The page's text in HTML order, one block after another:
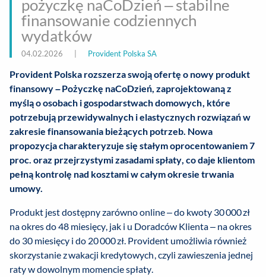
pożyczkę naCoDzień – stabilne
finansowanie codziennych
wydatków
04.02.2026 Provident Polska SA
Provident Polska rozszerza swoją ofertę o nowy produkt
finansowy – Pożyczkę naCoDzień, zaprojektowaną z
myślą o osobach i gospodarstwach domowych, które
potrzebują przewidywalnych i elastycznych rozwiązań w
zakresie finansowania bieżących potrzeb. Nowa
propozycja charakteryzuje się stałym oprocentowaniem 7
proc. oraz przejrzystymi zasadami spłaty, co daje klientom
pełną kontrolę nad kosztami w całym okresie trwania
umowy.
Produkt jest dostępny zarówno online – do kwoty 30 000 zł
na okres do 48 miesięcy, jak i u Doradców Klienta – na okres
do 30 miesięcy i do 20 000 zł. Provident umożliwia również
skorzystanie z wakacji kredytowych, czyli zawieszenia jednej
raty w dowolnym momencie spłaty.